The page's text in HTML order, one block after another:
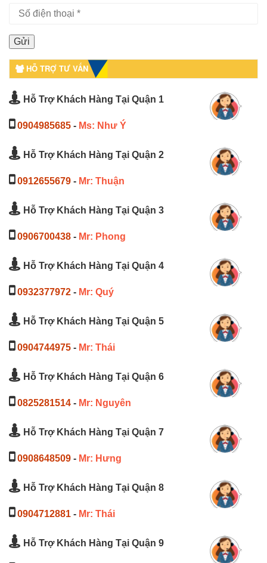
HỖ TRỢ TƯ VẤN
Hỗ Trợ Khách Hàng Tại Quận 1
0904985685 - Ms: Như Ý
Hỗ Trợ Khách Hàng Tại Quận 2
0912655679 - Mr: Thuận
Hỗ Trợ Khách Hàng Tại Quận 3
0906700438 - Mr: Phong
Hỗ Trợ Khách Hàng Tại Quận 4
0932377972 - Mr: Quý
Hỗ Trợ Khách Hàng Tại Quận 5
0904744975 - Mr: Thái
Hỗ Trợ Khách Hàng Tại Quận 6
0825281514 - Mr: Nguyên
Hỗ Trợ Khách Hàng Tại Quận 7
0908648509 - Mr: Hưng
Hỗ Trợ Khách Hàng Tại Quận 8
0904712881 - Mr: Thái
Hỗ Trợ Khách Hàng Tại Quận 9